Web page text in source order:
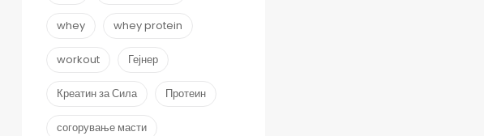
whey whey protein
workout Гејнер
Креатин за Сила Протеин
согорување масти